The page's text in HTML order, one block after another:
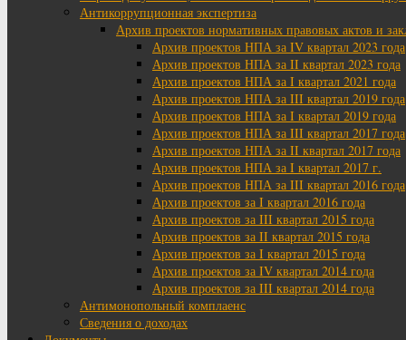
Антикоррупционная экспертиза
Архив проектов нормативных правовых актов и
Архив проектов НПА за IV квартал 2023 года
Архив проектов НПА за II квартал 2023 года
Архив проектов НПА за I квартал 2021 года
Архив проектов НПА за III квартал 2019 года
Архив проектов НПА за I квартал 2019 года
Архив проектов НПА за III квартал 2017 года
Архив проектов НПА за II квартал 2017 года
Архив проектов НПА за I квартал 2017 г.
Архив проектов НПА за III квартал 2016 года
Архив проектов за I квартал 2016 года
Архив проектов за III квартал 2015 года
Архив проектов за II квартал 2015 года
Архив проектов за I квартал 2015 года
Архив проектов за IV квартал 2014 года
Архив проектов за III квартал 2014 года
Антимонопольный комплаенс
Сведения о доходах